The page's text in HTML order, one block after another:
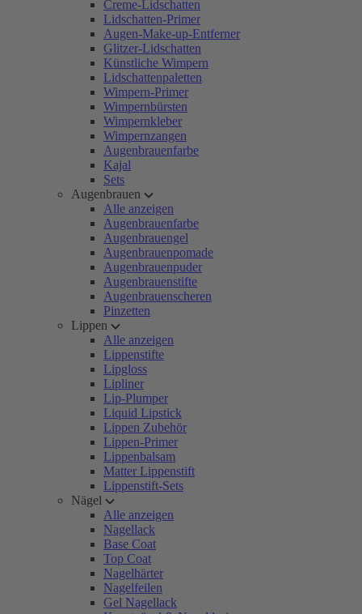
Creme-Lidschatten
Lidschatten-Primer
Augen-Make-up-Entferner
Glitzer-Lidschatten
Künstliche Wimpern
Lidschattenpaletten
Wimpern-Primer
Wimpernbürsten
Wimpernkleber
Wimpernzangen
Augenbrauenfarbe
Kajal
Sets
Augenbrauen
Alle anzeigen
Augenbrauenfarbe
Augenbrauengel
Augenbrauenpomade
Augenbrauenpuder
Augenbrauenstifte
Augenbrauenscheren
Pinzetten
Lippen
Alle anzeigen
Lippenstifte
Lipgloss
Lipliner
Lip-Plumper
Liquid Lipstick
Lippen Zubehör
Lippen-Primer
Lippenbalsam
Matter Lippenstift
Lippenstift-Sets
Nägel
Alle anzeigen
Nagellack
Base Coat
Top Coat
Nagelhärter
Nagelfeilen
Gel Nagellack